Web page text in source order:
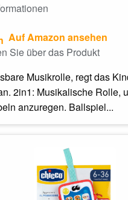
Auf Amazon ansehen
Sie über das Produkt
Musikrolle, regt das
2in1: Musikalische Rolle,
anzuregen. Ballspiel...